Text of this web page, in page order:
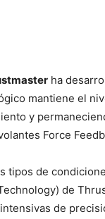
ha
mantiene el
y
Force
tipos de
de
de